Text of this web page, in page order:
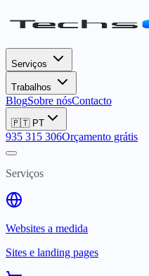
Serviços
Trabalhos
BlogSobre nósContacto
🇵🇹 PT
935 315 306Orçamento grátis
Serviços
Websites a medida
Sites e landing pages